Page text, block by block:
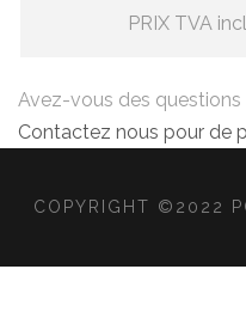
PRIX TVA
Avez-vous des
Contactez nous pour de
COPYRIGHT ©2022